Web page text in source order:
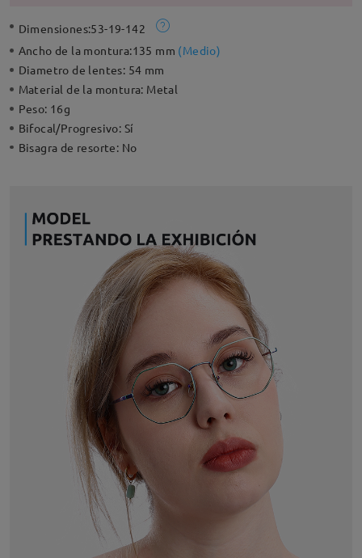
Dimensiones:53-19-142
Ancho de la montura:135 mm (Medio)
Diametro de lentes: 54 mm
Material de la montura: Metal
Peso: 16g
Bifocal/Progresivo: Sí
Bisagra de resorte: No